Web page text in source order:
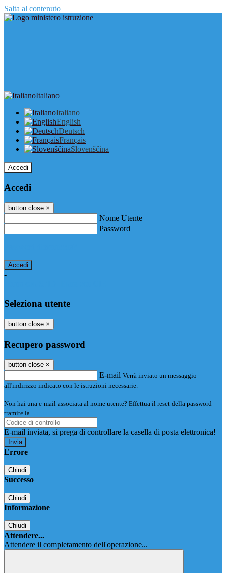
Salta al contenuto
Italiano
Italiano
English
Deutsch
Français
Slovenščina
Accedi
Accedi
button close ×
Nome Utente
Password
-
Seleziona utente
button close ×
Recupero password
button close ×
E-mail Verrà inviato un messaggio
all'indirizzo indicato con le istruzioni necessarie.
Non hai una e-mail associata al nome utente? Effettua il reset della password
tramite la
E-mail inviata, si prega di controllare la casella di posta elettronica!
Errore
Chiudi
Successo
Chiudi
Informazione
Chiudi
Attendere...
Attendere il completamento dell'operazione...